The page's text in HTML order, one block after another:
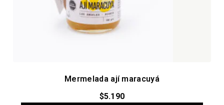
Mermelada ají maracuyá
$5.190